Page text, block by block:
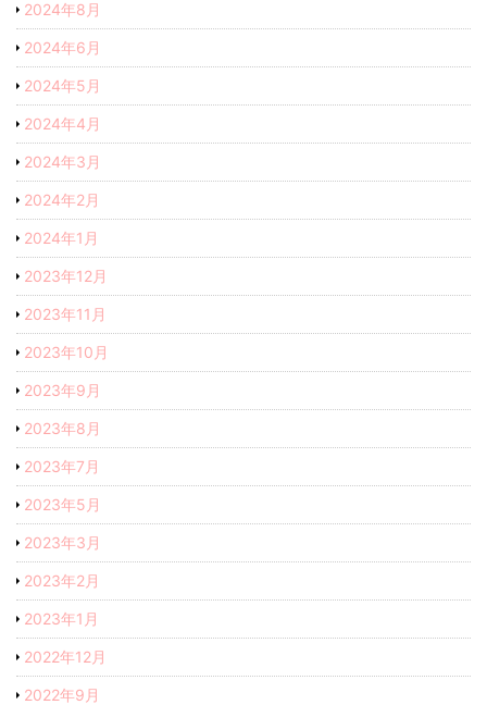
2024年8月
2024年6月
2024年5月
2024年4月
2024年3月
2024年2月
2024年1月
2023年12月
2023年11月
2023年10月
2023年9月
2023年8月
2023年7月
2023年5月
2023年3月
2023年2月
2023年1月
2022年12月
2022年9月